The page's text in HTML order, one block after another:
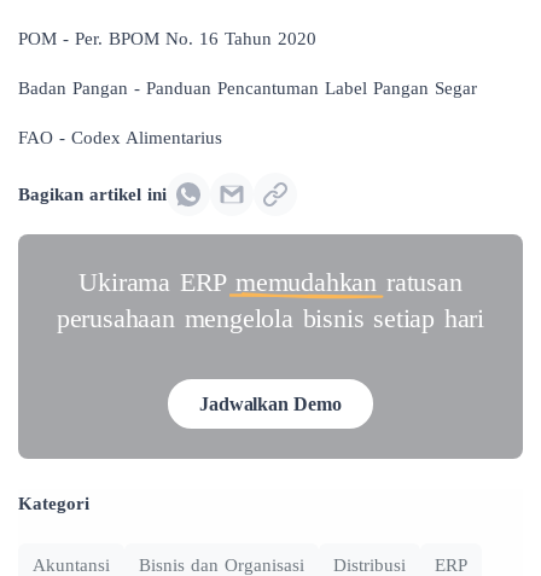
POM - Per. BPOM No. 16 Tahun 2020
Badan Pangan - Panduan Pencantuman Label Pangan Segar
FAO - Codex Alimentarius
Bagikan artikel ini
Ukirama ERP memudahkan ratusan
perusahaan mengelola bisnis setiap hari
Jadwalkan Demo
Kategori
Akuntansi Bisnis dan Organisasi Distribusi ERP